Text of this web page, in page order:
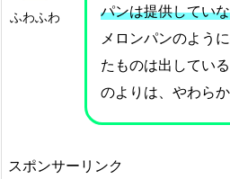
ふわふわ
パンは提供してい
メロンパンのよう
たものは出してい
のよりは、やわらか
スポンサーリンク